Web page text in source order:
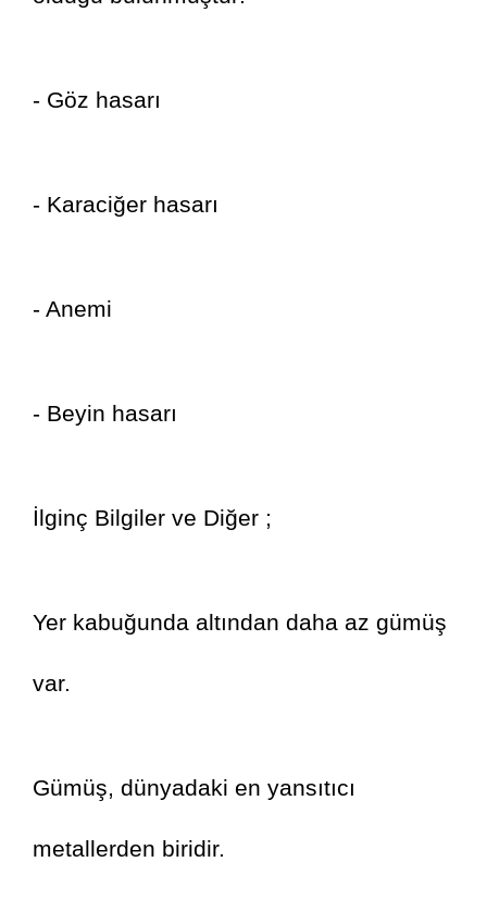
- Göz hasarı
- Karaciğer hasarı
- Anemi
- Beyin hasarı
İlginç Bilgiler ve Diğer ;
Yer kabuğunda altından daha az gümüş
var.
Gümüş, dünyadaki en yansıtıcı
metallerden biridir.